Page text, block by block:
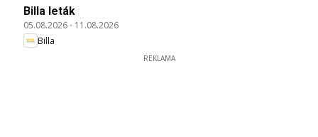
Billa leták
05.08.2026- 11.08.2026
Billa
REKLAMA